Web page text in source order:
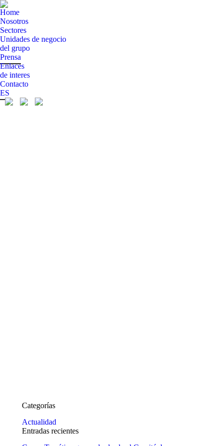
Home
Nosotros
Sectores
Unidades de negocio
del grupo
Prensa
Enlaces
de interes
Contacto
ES
Categorías
Actualidad
Entradas recientes